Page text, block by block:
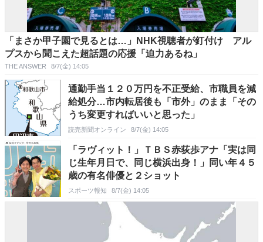
「まさか甲子園で見るとは…」NHK視聴者が釘付け アル
プスから聞こえた超話題の応援「迫力あるね」
THE ANSWER 8/7(金) 14:05
通勤手当１２０万円を不正受給、市職員を減
給処分…市内転居後も「市外」のまま「その
うち変更すればいいと思った」
読売新聞オンライン 8/7(金) 14:05
「ラヴィット！」ＴＢＳ赤荻歩アナ「実は同
じ生年月日で、同じ横浜出身！」同い年４５
歳の有名俳優と２ショット
スポーツ報知 8/7(金) 14:05